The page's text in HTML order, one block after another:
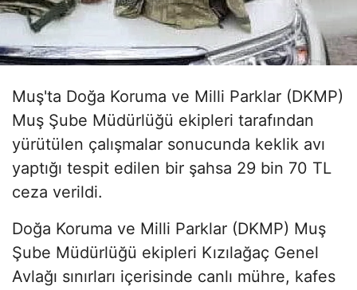
Muş'ta Doğa Koruma ve Milli Parklar (DKMP)
Muş Şube Müdürlüğü ekipleri tarafından
yürütülen çalışmalar sonucunda keklik avı
yaptığı tespit edilen bir şahsa 29 bin 70 TL
ceza verildi.
Doğa Koruma ve Milli Parklar (DKMP) Muş
Şube Müdürlüğü ekipleri Kızılağaç Genel
Avlağı sınırları içerisinde canlı mühre, kafes